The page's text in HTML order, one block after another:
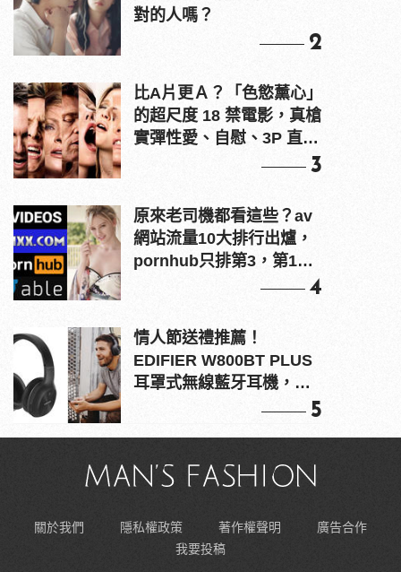
對的人嗎？
2
比A片更Ａ？「色慾薰心」
的超尺度 18 禁電影，真槍
實彈性愛、自慰、3P 直接
3
原來老司機都看這些？av
網站流量10大排行出爐，
pornhub只排第3，第1名
4
情人節送禮推薦！
EDIFIER W800BT PLUS
耳罩式無線藍牙耳機，在
5
關於我們 隱私權政策 著作權聲明
廣告合作
我要投稿